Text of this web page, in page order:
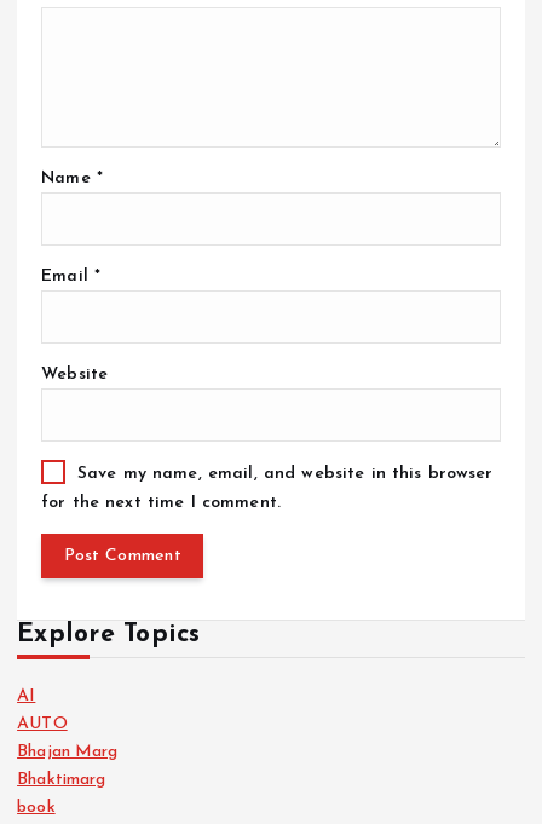
Name *
Email *
Website
Save my name, email, and website in this browser
for the next time I comment.
Explore Topics
AI
AUTO
Bhajan Marg
Bhaktimarg
book